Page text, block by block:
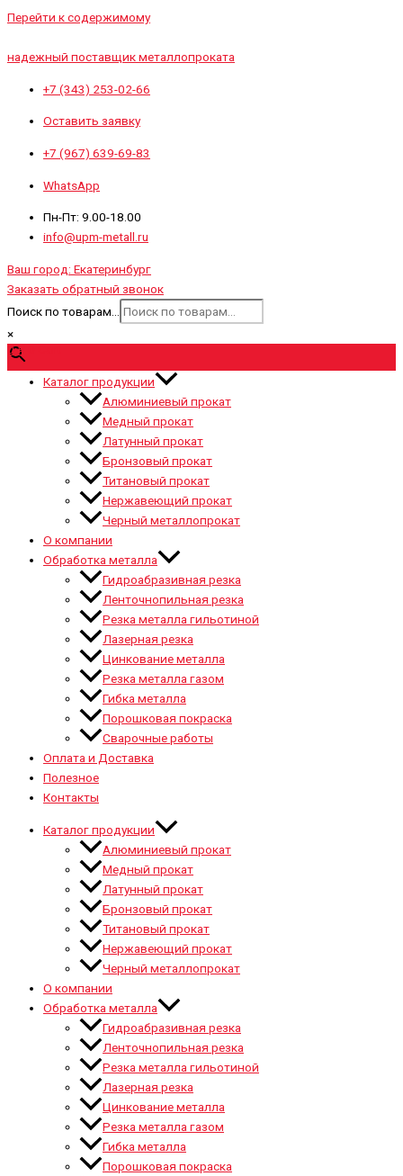
Перейти к содержимому
надежный поставщик металлопроката
+7 (343) 253-02-66
Оставить заявку
+7 (967) 639-69-83
WhatsApp
Пн-Пт: 9.00-18.00
info@upm-metall.ru
Ваш город: Екатеринбург
Заказать обратный звонок
Поиск по товарам...
×
0₽
Каталог продукции
Алюминиевый прокат
Медный прокат
Латунный прокат
Бронзовый прокат
Титановый прокат
Нержавеющий прокат
Черный металлопрокат
О компании
Обработка металла
Гидроабразивная резка
Ленточнопильная резка
Резка металла гильотиной
Лазерная резка
Цинкование металла
Резка металла газом
Гибка металла
Порошковая покраска
Сварочные работы
Оплата и Доставка
Полезное
Контакты
Каталог продукции
Алюминиевый прокат
Медный прокат
Латунный прокат
Бронзовый прокат
Титановый прокат
Нержавеющий прокат
Черный металлопрокат
О компании
Обработка металла
Гидроабразивная резка
Ленточнопильная резка
Резка металла гильотиной
Лазерная резка
Цинкование металла
Резка металла газом
Гибка металла
Порошковая покраска